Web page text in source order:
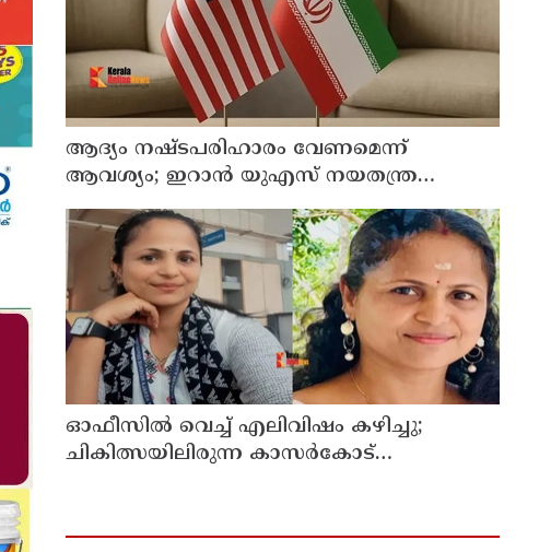
ആദ്യം നഷ്ടപരിഹാരം വേണമെന്ന്
ആവശ്യം; ഇറാന്‍ യുഎസ് നയതന്ത്ര
നീക്കങ്ങളില്‍ അനിശ്ചിതത്വം
ഓഫീസില്‍ വെച്ച് എലിവിഷം കഴിച്ചു;
ചികിത്സയിലിരുന്ന കാസര്‍കോട്